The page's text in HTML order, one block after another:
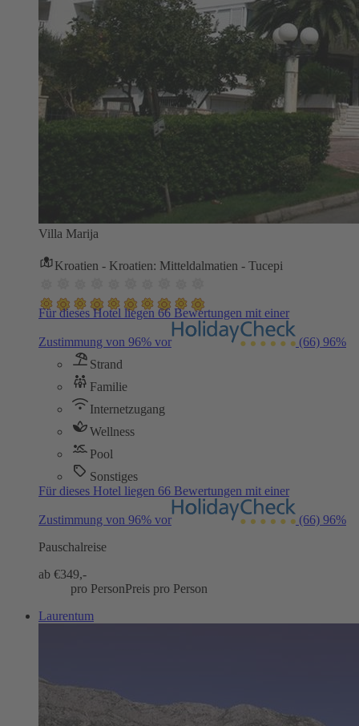
Villa Marija
Kroatien - Kroatien: Mitteldalmatien - Tucepi
Für dieses Hotel liegen 66 Bewertungen mit einer
Zustimmung von 96% vor (66) 96%
Strand
Familie
Internetzugang
Wellness
Pool
Sonstiges
Für dieses Hotel liegen 66 Bewertungen mit einer
Zustimmung von 96% vor (66) 96%
Pauschalreise
ab €349,-
pro PersonPreis pro Person
Laurentum